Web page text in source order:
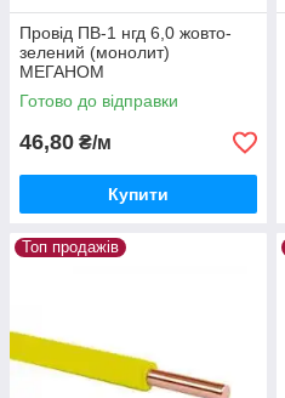
Провід ПВ-1 нгд 6,0 жовто-
зелений (монолит)
МЕГАНОМ
Готово до відправки
46,80 ₴/м
Купити
Топ продажів